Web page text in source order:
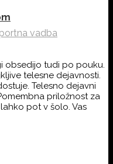
vadba
obsedijo tudi po pouku.
telesne dejavnosti.
Telesno dejavni
priložnost za
pot v šolo. Vas